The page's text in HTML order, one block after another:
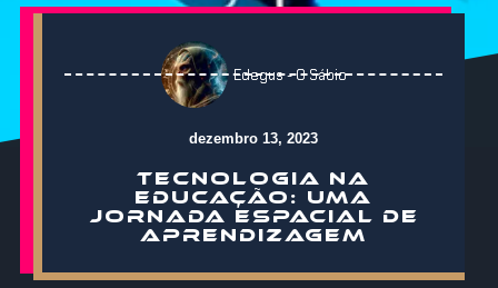
Edegus - O Sábio
dezembro 13, 2023
TECNOLOGIA NA
EDUCAÇÃO: UMA
JORNADA ESPACIAL DE
APRENDIZAGEM